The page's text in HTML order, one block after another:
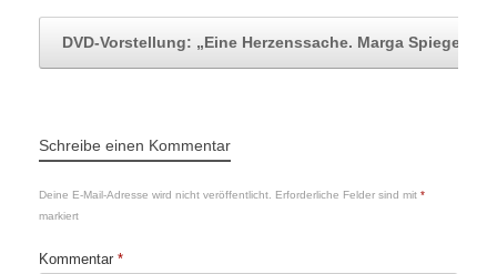
DVD-Vorstellung: „Eine Herzenssache. Marga Spiegel…
Schreibe einen Kommentar
Deine E-Mail-Adresse wird nicht veröffentlicht. Erforderliche Felder sind mit *
markiert
Kommentar *